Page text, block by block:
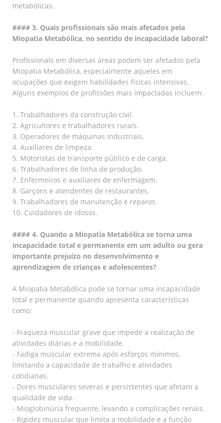
metabólicas.
#### 3. Quais profissionais são mais afetados pela
Miopatia Metabólica, no sentido de incapacidade laboral?
Profissionais em diversas áreas podem ser afetados pela
Miopatia Metabólica, especialmente aqueles em
ocupações que exigem habilidades físicas intensivas.
Alguns exemplos de profissões mais impactadas incluem:
1. Trabalhadores da construção civil.
2. Agricultores e trabalhadores rurais.
3. Operadores de máquinas industriais.
4. Auxiliares de limpeza.
5. Motoristas de transporte público e de carga.
6. Trabalhadores de linha de produção.
7. Enfermeiros e auxiliares de enfermagem.
8. Garçons e atendentes de restaurantes.
9. Trabalhadores de manutenção e reparos.
10. Cuidadores de idosos.
#### 4. Quando a Miopatia Metabólica se torna uma
incapacidade total e permanente em um adulto ou gera
importante prejuízo no desenvolvimento e
aprendizagem de crianças e adolescentes?
A Miopatia Metabólica pode se tornar uma incapacidade
total e permanente quando apresenta características
como:
- Fraqueza muscular grave que impede a realização de
atividades diárias e a mobilidade.
- Fadiga muscular extrema após esforços mínimos,
limitando a capacidade de trabalho e atividades
cotidianas.
- Dores musculares severas e persistentes que afetam a
qualidade de vida.
- Mioglobinúria frequente, levando a complicações renais.
- Rigidez muscular que limita a mobilidade e a função